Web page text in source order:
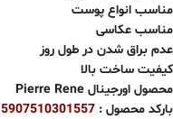
مناسب انواع پوست
مناسب عکاسی
عدم براق شدن در طول روز
کیفیت ساخت بالا
محصول اورجینال Pierre Rene
بارکد محصول : 5907510301557